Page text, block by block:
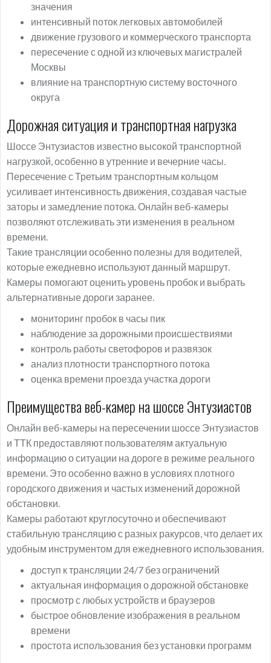
значения
интенсивный поток легковых автомобилей
движение грузового и коммерческого транспорта
пересечение с одной из ключевых магистралей
Москвы
влияние на транспортную систему восточного
округа
Дорожная ситуация и транспортная нагрузка
Шоссе Энтузиастов известно высокой транспортной
нагрузкой, особенно в утренние и вечерние часы.
Пересечение с Третьим транспортным кольцом
усиливает интенсивность движения, создавая частые
заторы и замедление потока. Онлайн веб-камеры
позволяют отслеживать эти изменения в реальном
времени.
Такие трансляции особенно полезны для водителей,
которые ежедневно используют данный маршрут.
Камеры помогают оценить уровень пробок и выбрать
альтернативные дороги заранее.
мониторинг пробок в часы пик
наблюдение за дорожными происшествиями
контроль работы светофоров и развязок
анализ плотности транспортного потока
оценка времени проезда участка дороги
Преимущества веб-камер на шоссе Энтузиастов
Онлайн веб-камеры на пересечении шоссе Энтузиастов
и ТТК предоставляют пользователям актуальную
информацию о ситуации на дороге в режиме реального
времени. Это особенно важно в условиях плотного
городского движения и частых изменений дорожной
обстановки.
Камеры работают круглосуточно и обеспечивают
стабильную трансляцию с разных ракурсов, что делает их
удобным инструментом для ежедневного использования.
доступ к трансляции 24/7 без ограничений
актуальная информация о дорожной обстановке
просмотр с любых устройств и браузеров
быстрое обновление изображения в реальном
времени
простота использования без установки программ